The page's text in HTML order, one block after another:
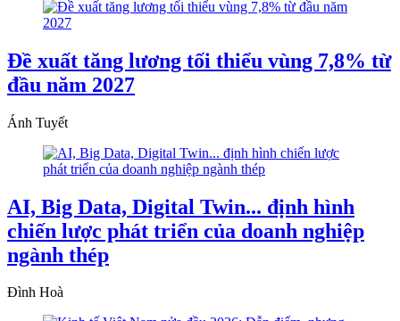
Đề xuất tăng lương tối thiểu vùng 7,8% từ
đầu năm 2027
Ánh Tuyết
AI, Big Data, Digital Twin... định hình
chiến lược phát triển của doanh nghiệp
ngành thép
Đình Hoà